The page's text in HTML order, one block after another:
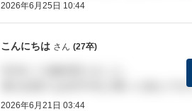
2026年6月25日 10:44
こんにちは さん (27卒)
僕の記憶では6月中旬と聞いた覚えで
2026年6月21日 03:44